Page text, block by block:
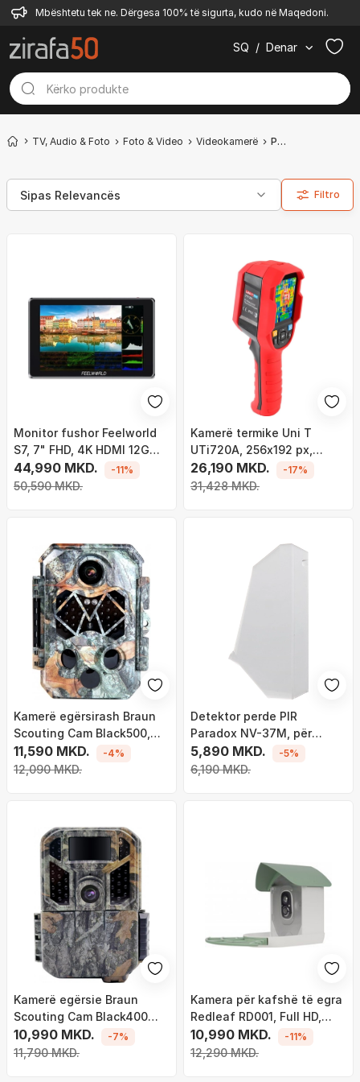
Mbështetu tek ne. Dërgesa 100% të sigurta, kudo në Maqedoni.
SQ / Denar
TV, Audio & Foto Foto & Video Videokamerë Profesionale
Filtro
Monitor fushor Feelworld
S7, 7" FHD, 4K HDMI 12G
SDI, i zi
44,990 MKD.
50,590 MKD.
-11%
Kamerë termike Uni T
UTi720A, 256x192 px,
gama matjeje 20°C deri
400°C, e zezë
26,190 MKD.
31,428 MKD.
-17%
Kamerë egërsirash Braun
Scouting Cam Black500,
4K, ekran 2.4", kamuflazh
11,590 MKD.
12,090 MKD.
-4%
Detektor perde PIR
Paradox NV-37M, për
ambiente të brendshme
dhe të jashtme, imunitet
5,890 MKD.
6,190 MKD.
-5%
Kamerë egërsie Braun
Scouting Cam Black400
Dual WiFi, 48MP, 1440P,
kamuflazh
10,990 MKD.
11,790 MKD.
-7%
Kamera për kafshë të egra
Redleaf RD001, Full HD,
panel diellor, gri
10,990 MKD.
12,290 MKD.
-11%